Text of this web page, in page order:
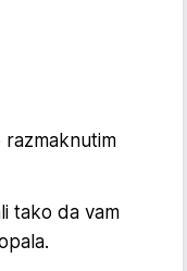
razmaknutim
tako da vam